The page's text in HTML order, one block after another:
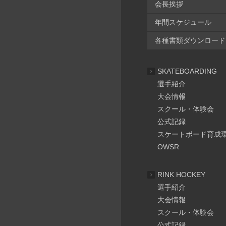
会長挨拶
年間スケジュール
各種書類ダウンロード
SKATEBOARDING
選手紹介
大会情報
スクール・体験会
公式記録
スケートボード育成
OWSR
RINK HOCKEY
選手紹介
大会情報
スクール・体験会